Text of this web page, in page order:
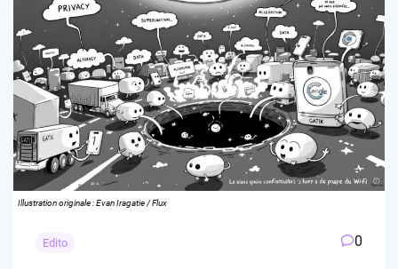
Illustration originale : Evan Iragatie / Flux
Edito 0